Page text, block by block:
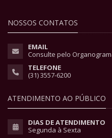
NOSSOS CONTATOS
EMAIL
Consulte pelo
TELEFONE
(31) 3557-6200
ATENDIMENTO AO PÚBLICO
DIAS DE ATENDIMENTO
Segunda à Sexta